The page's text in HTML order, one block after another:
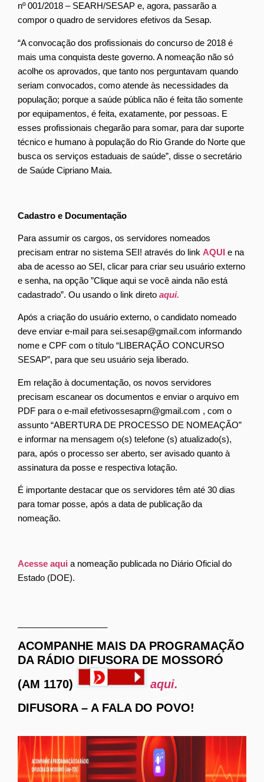
nº 001/2018 – SEARH/SESAP e, agora, passarão a
compor o quadro de servidores efetivos da Sesap.
“A convocação dos profissionais do concurso de 2018 é
mais uma conquista deste governo. A nomeação não só
acolhe os aprovados, que tanto nos perguntavam quando
seriam convocados, como atende às necessidades da
população; porque a saúde pública não é feita tão somente
por equipamentos, é feita, exatamente, por pessoas. E
esses profissionais chegarão para somar, para dar suporte
técnico e humano à população do Rio Grande do Norte que
busca os serviços estaduais de saúde”, disse o secretário
de Saúde Cipriano Maia.
Cadastro e Documentação
Para assumir os cargos, os servidores nomeados
precisam entrar no sistema SEI! através do link AQUI e na
aba de acesso ao SEI, clicar para criar seu usuário externo
e senha, na opção ”Clique aqui se você ainda não está
cadastrado”. Ou usando o link direto aqui.
Após a criação do usuário externo, o candidato nomeado
deve enviar e-mail para sei.sesap@gmail.com informando
nome e CPF com o título “LIBERAÇÃO CONCURSO
SESAP”, para que seu usuário seja liberado.
Em relação à documentação, os novos servidores
precisam escanear os documentos e enviar o arquivo em
PDF para o e-mail efetivossesaprn@gmail.com , com o
assunto “ABERTURA DE PROCESSO DE NOMEAÇÃO”
e informar na mensagem o(s) telefone (s) atualizado(s),
para, após o processo ser aberto, ser avisado quanto à
assinatura da posse e respectiva lotação.
É importante destacar que os servidores têm até 30 dias
para tomar posse, após a data de publicação da
nomeação.
Acesse aqui a nomeação publicada no Diário Oficial do
Estado (DOE).
ACOMPANHE MAIS DA PROGRAMAÇÃO
DA RÁDIO DIFUSORA DE MOSSORÓ
(AM 1170)
aqui.
DIFUSORA – A FALA DO POVO!